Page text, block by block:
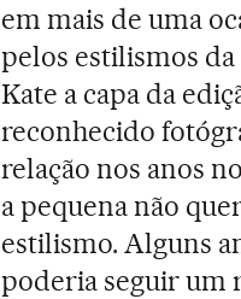
em mais de uma
pelos estilismos da
Kate a capa da
reconhecido
relação nos anos
a pequena não
estilismo. Alguns
poderia seguir um